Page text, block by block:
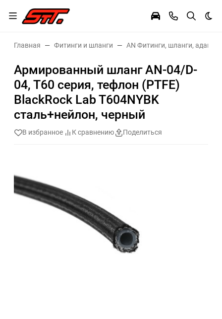
Главная Фитинги и шланги AN Фитинги, шланги,
Армированный шланг AN-04/D-
04, T60 серия, тефлон (PTFE)
BlackRock Lab T604NYBK
сталь+нейлон, черный
В избранное К сравнению Поделиться